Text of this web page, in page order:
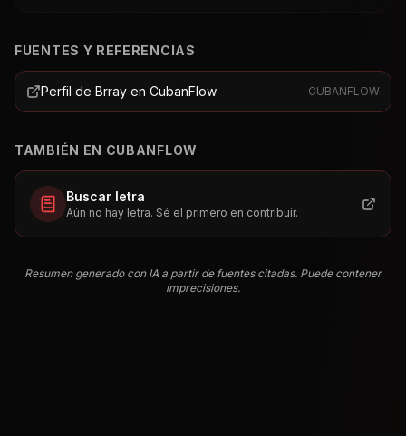
FUENTES Y REFERENCIAS
Perfil de Brray en CubanFlow CUBANFLOW
TAMBIÉN EN CUBANFLOW
Buscar letra
Aún no hay letra. Sé el primero en contribuir.
Resumen generado con IA a partir de fuentes citadas. Puede contener
imprecisiones.